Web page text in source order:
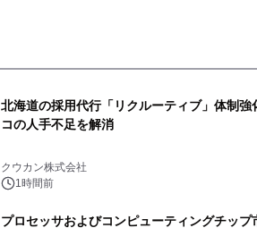
北海道の採用代行「リクルーティブ」体制強
コの人手不足を解消
クウカン株式会社
1時間前
プロセッサおよびコンピューティングチップ